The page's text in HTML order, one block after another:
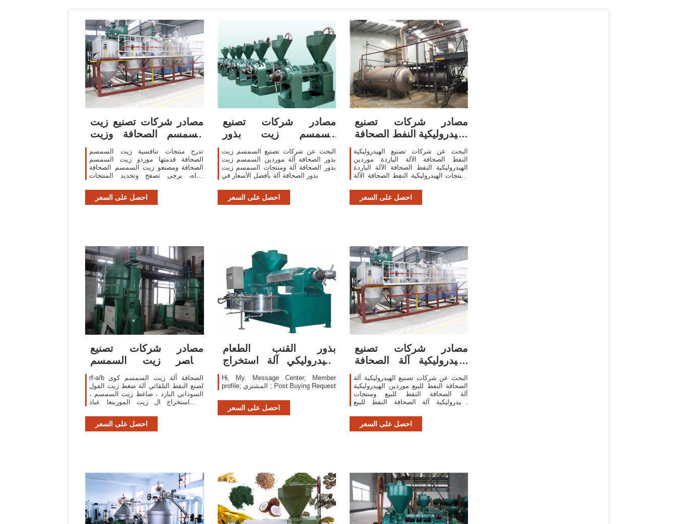
مصادر شركات تصنيع زيت
السمسم الصحافة وزيت
السمسم الصحافة
تدرج منتجات تنافسية زيت السمسم
الصحافة قدمتها موردو زيت السمسم
الصحافة ومصنعو زيت السمسم الصحافة
أدناه، يرجى تصفح وتحديد المنتجات
نقوم بتوفير المنتجات المعنية على زيت
السمسم
احصل على السعر
مصادر شركات تصنيع
السمسم زيت بذور
الصحافة آلة والسمسم
زيت
البحث عن شركات تصنيع السمسم زيت
بذور الصحافة آلة موردين السمسم زيت
بذور الصحافة آلة ومنتجات السمسم زيت
بذور الصحافة آلة بأفضل الأسعار في
احصل على السعر
مصادر شركات تصنيع
الهيدروليكية النفط الصحافة
الآلة الباردة
البحث عن شركات تصنيع الهيدروليكية
النفط الصحافة الآلة الباردة موردين
الهيدروليكية النفط الصحافة الآلة الباردة
ومنتجات الهيدروليكية النفط الصحافة الآلة
احصل على السعر
مصادر شركات تصنيع
معاصر زيت السمسم
ومعاصر زيت السمسم في
rf-a/b الصحافة آلة زيت السمسم كوى
لصنع النفط التلقائي آلة ضغط زيت الفول
السوداني البارد ، ضاغط زيت السمسم ،
آلة استخراج ال زيت المورينغا عباد
قطع . 3 قطعة (لمين) 3 yrs. 91.9%.
الاتصال بالمورد
احصل على السعر
بذور القنب الطعام
الهيدروليكي آلة استخراج
النفط الصحافة
Hi, My. Message Center; Member
profile; المشتري ; Post Buying Request
احصل على السعر
مصادر شركات تصنيع
الهيدروليكية آلة الصحافة
النفط للبيع
البحث عن شركات تصنيع الهيدروليكية آلة
الصحافة النفط للبيع موردين الهيدروليكية
آلة الصحافة النفط للبيع ومنتجات
الهيدروليكية آلة الصحافة النفط للبيع
احصل على السعر